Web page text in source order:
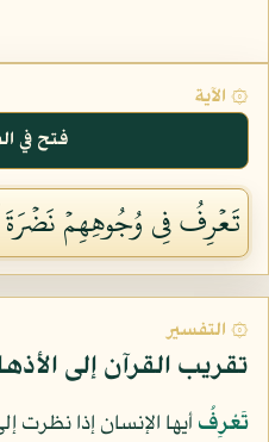
۞ الآية
فتح في
تَعۡرِفُ فِي وُجُوهِهِمۡ نَضۡرَةَ
۞ التفسير
تقريب القرآن إلى
تَعْرِفُأيها الإنسان إذا نظرت